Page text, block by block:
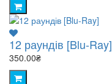
12 раундів [Blu-Ray]
350.00₴